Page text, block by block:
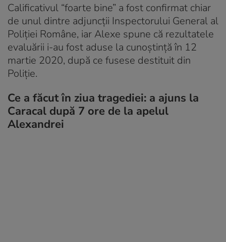
Calificativul “foarte bine” a fost confirmat chiar
de unul dintre adjuncţii Inspectorului General al
Poliției Române, iar Alexe spune că rezultatele
evaluării i-au fost aduse la cunoștință în 12
martie 2020, după ce fusese destituit din
Poliţie.
Ce a făcut în ziua tragediei: a ajuns la
Caracal după 7 ore de la apelul
Alexandrei